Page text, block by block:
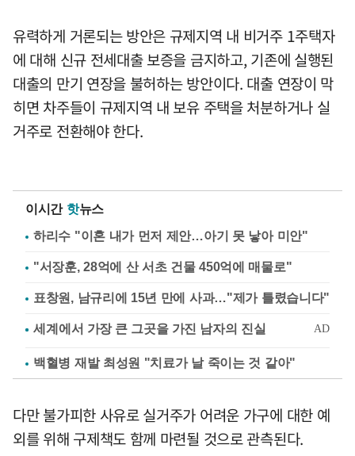
유력하게 거론되는 방안은 규제지역 내 비거주 1주택자
에 대해 신규 전세대출 보증을 금지하고, 기존에 실행된
대출의 만기 연장을 불허하는 방안이다. 대출 연장이 막
히면 차주들이 규제지역 내 보유 주택을 처분하거나 실
거주로 전환해야 한다.
이시간 핫뉴스
하리수 "이혼 내가 먼저 제안…아기 못 낳아 미안"
"서장훈, 28억에 산 서초 건물 450억에 매물로"
표창원, 남규리에 15년 만에 사과…"제가 틀렸습니다"
백혈병 재발 최성원 "치료가 날 죽이는 것 같아"
다만 불가피한 사유로 실거주가 어려운 가구에 대한 예
외를 위해 구제책도 함께 마련될 것으로 관측된다.